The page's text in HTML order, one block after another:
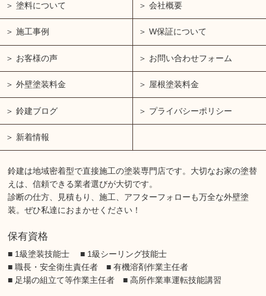
塗料について 会社概要
施工事例 W保証について
お客様の声 お問い合わせフォーム
外壁塗装料金 屋根塗装料金
鈴建ブログ プライバシーポリシー
新着情報
鈴建は地域密着型で直接施工の塗装専門店です。大切なお家の塗替
えは、信頼できる業者選びが大切です。
診断の仕方、見積もり、施工、アフターフォローも万全な外壁塗
装。ぜひ私達におまかせください！
保有資格
■ 1級塗装技能士 ■ 1級シーリング技能士
■ 職長・安全衛生責任者 ■ 有機溶剤作業主任者
■ 足場の組立て等作業主任者 ■ 高所作業車運転技能講習